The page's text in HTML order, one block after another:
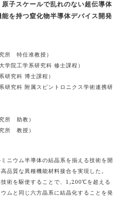
原子スケールで乱れのない超伝導体
を持つ窒化物半導体デバイス開発
所 特任准教授）
学院工学系研究科 修士課程）
研究科 博士課程）
研究科 附属スピントロニクス学術連携研
所 助教）
所 教授）
ニウム半導体の結晶系を揃える技術を開
品質な異種機能材料接合を実現した。
術を駆使することで、1,200℃を超える
ムと同じ六方晶系に結晶化することを発